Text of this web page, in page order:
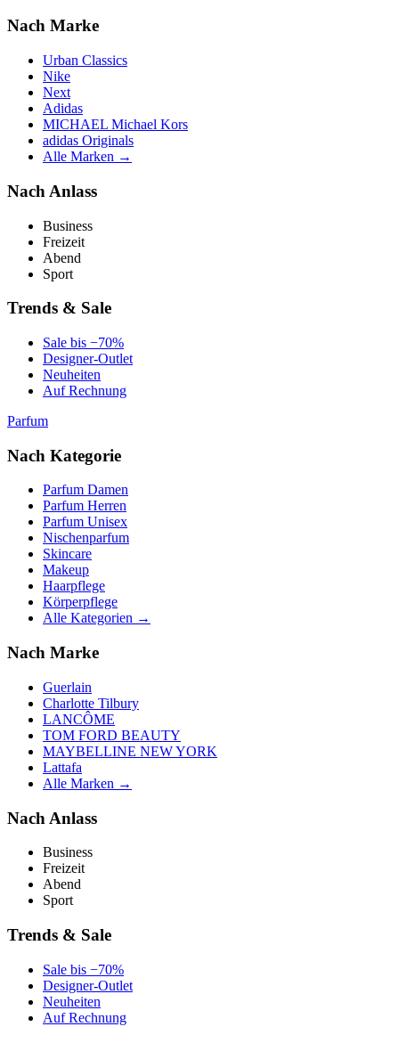
Nach Marke
Urban Classics
Nike
Next
Adidas
MICHAEL Michael Kors
adidas Originals
Alle Marken →
Nach Anlass
Business
Freizeit
Abend
Sport
Trends & Sale
Sale bis −70%
Designer-Outlet
Neuheiten
Auf Rechnung
Parfum
Nach Kategorie
Parfum Damen
Parfum Herren
Parfum Unisex
Nischenparfum
Skincare
Makeup
Haarpflege
Körperpflege
Alle Kategorien →
Nach Marke
Guerlain
Charlotte Tilbury
LANCÔME
TOM FORD BEAUTY
MAYBELLINE NEW YORK
Lattafa
Alle Marken →
Nach Anlass
Business
Freizeit
Abend
Sport
Trends & Sale
Sale bis −70%
Designer-Outlet
Neuheiten
Auf Rechnung